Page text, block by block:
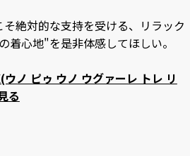
絶対的な支持を受ける、リラック
着心地"を是非体感してほしい。
ノ ピゥ ウノ ウグァーレ トレ リ
る